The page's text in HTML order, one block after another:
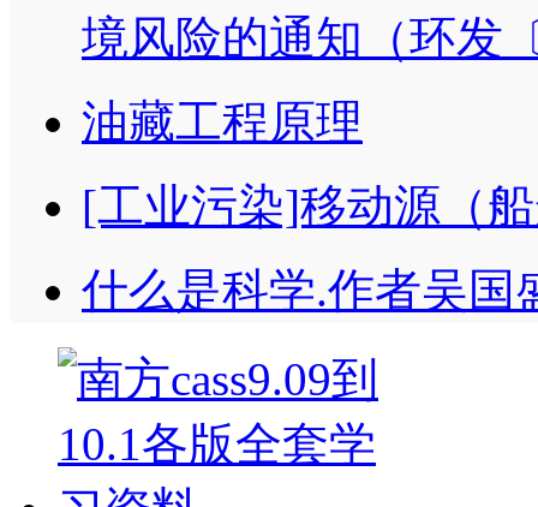
境风险的通知（环发
油藏工程原理
[工业污染]移动源（
什么是科学.作者吴国